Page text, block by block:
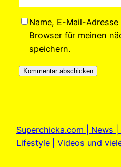
Name, E-Mail-
Browser für meinen
speichern.
Superchicka.com | News |
Lifestyle | Videos und